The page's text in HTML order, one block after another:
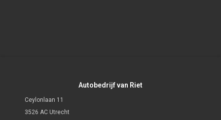
Autobedrijf van Riet
Ceylonlaan 11
3526 AC Utrecht